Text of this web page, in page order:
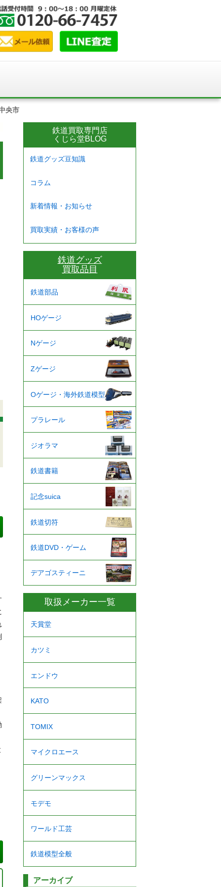
央市
鉄道買取専門店
くじら堂BLOG
鉄道グッズ豆知識
コラム
新着情報・お知らせ
買取実績・お客様の声
鉄道グッズ
買取品目
鉄道部品
HOゲージ
Nゲージ
Zゲージ
Oゲージ・海外鉄道模型
プラレール
ジオラマ
鉄道書籍
記念suica
鉄道切符
鉄道DVD・ゲーム
デアゴスティーニ
取扱メーカー一覧
天賞堂
カツミ
エンドウ
KATO
TOMIX
マイクロエース
グリーンマックス
モデモ
ワールド工芸
鉄道模型全般
アーカイブ